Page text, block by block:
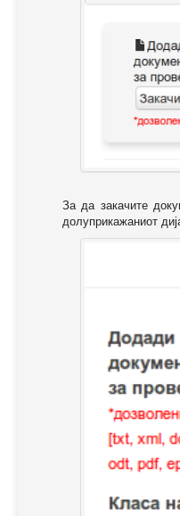
За да закачите
долуприкажаниот